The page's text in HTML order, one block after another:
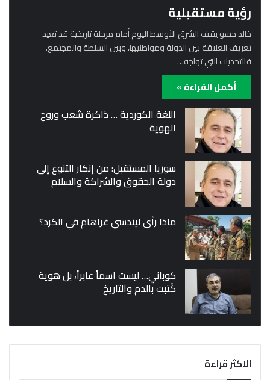
رؤية مستقبلية
خالد حسو يقف الشرق الأوسط اليوم أمام مرحلة تاريخية قد تعيد
تعريف العلاقة بين الدولة ومواطنيها، وبين السلطة والمجتمع.
فالتحديات التي تواجه…
أكمل القراءة »
اللغة الكوردية … ذاكرة شعب وروح
الهوية
سوريا المستقبل: من إنكار التنوع إلى
دولة الحقوق والشراكة والسلام
ماذا رأى ليندسي غراهام في الكرد؟
كوباني… ليست اسماً عابراً، بل هوية
كُتبت بالدم والتاريخ
الاكثر قراءة